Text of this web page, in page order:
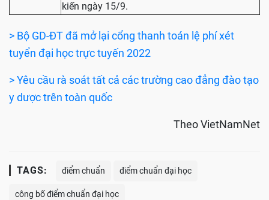
kiến ngày 15/9.
> Bộ GD-ĐT đã mở lại cổng thanh toán lệ phí xét
tuyển đại học trực tuyến 2022
> Yêu cầu rà soát tất cả các trường cao đẳng đào tạo
y dược trên toàn quốc
Theo VietNamNet
TAGS: điểm chuẩn điểm chuẩn đại học
công bố điểm chuẩn đại học